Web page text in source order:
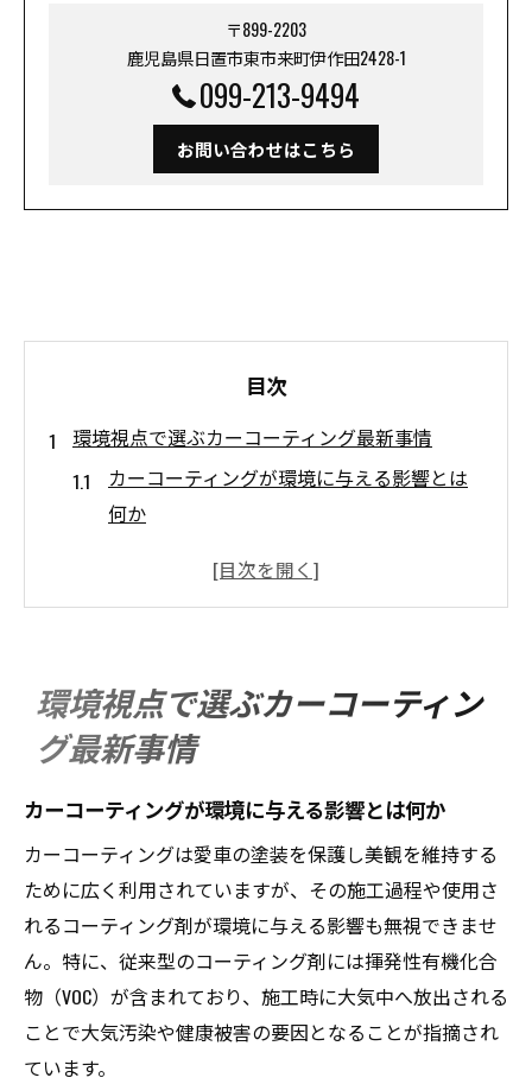
〒899-2203
鹿児島県日置市東市来町伊作田2428-1
099-213-9494
お問い合わせはこちら
目次
環境視点で選ぶカーコーティング最新事情
カーコーティングが環境に与える影響とは
何か
低VOCカーコーティングの選び方と注意点
両立する方法
ガラスコーティングの環境負荷と最近の傾
持続可能性を重視したカーコーティング対策
環境にやさしいカーコーティングの特徴を
解説
持続可能なカーコーティング選びの具体的
基準
カーコーティングの耐久性と再施工タイミ
ング
環境視点で選ぶカーコーティン
グ最新事情
カーコーティングが環境に与える影響とは何か
カーコーティングは愛車の塗装を保護し美観を維持する
ために広く利用されていますが、その施工過程や使用さ
れるコーティング剤が環境に与える影響も無視できませ
ん。特に、従来型のコーティング剤には揮発性有機化合
物（VOC）が含まれており、施工時に大気中へ放出される
ことで大気汚染や健康被害の要因となることが指摘され
ています。